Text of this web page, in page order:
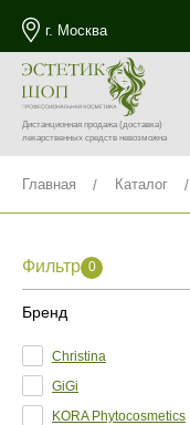
г. Москва
Дистанционная продажа(доставка)
лекарственных средств невозможна
Главная Каталог
Фильтр 0
Бренд
Christina
GiGi
KORA Phytocosmetics